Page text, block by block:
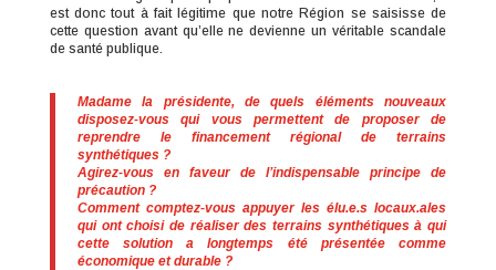
est donc tout à fait légitime que notre Région se saisisse de
cette question avant qu’elle ne devienne un véritable scandale
de santé publique.
Madame la présidente, de quels éléments nouveaux
disposez-vous qui vous permettent de proposer de
reprendre le financement régional de terrains
synthétiques ?
Agirez-vous en faveur de l’indispensable principe de
précaution ?
Comment comptez-vous appuyer les élu.e.s locaux.ales
qui ont choisi de réaliser des terrains synthétiques à qui
cette solution a longtemps été présentée comme
économique et durable ?